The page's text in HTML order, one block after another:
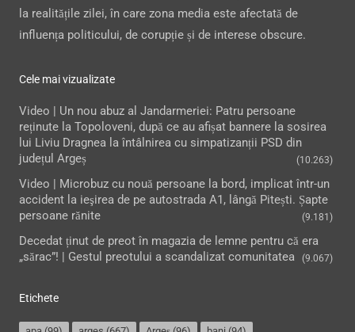
la realitățile zilei, în care zona media este afectată de
influența politicului, de corupție și de interese obscure.
Cele mai vizualizate
Video | Un nou abuz al Jandarmeriei: Patru persoane
reținute la Topoloveni, după ce au afișat bannere la sosirea
lui Liviu Dragnea la întâlnirea cu simpatizanții PSD din
județul Argeș
(10.263)
Video | Microbuz cu nouă persoane la bord, implicat într-un
accident la ieşirea de pe autostrada A1, lângă Pitești. Șapte
persoane rănite
(9.181)
Decedat ținut de preot în magazia de lemne pentru că era
„sărac”! | Gestul preotului a scandalizat comunitatea
(9.067)
Etichete